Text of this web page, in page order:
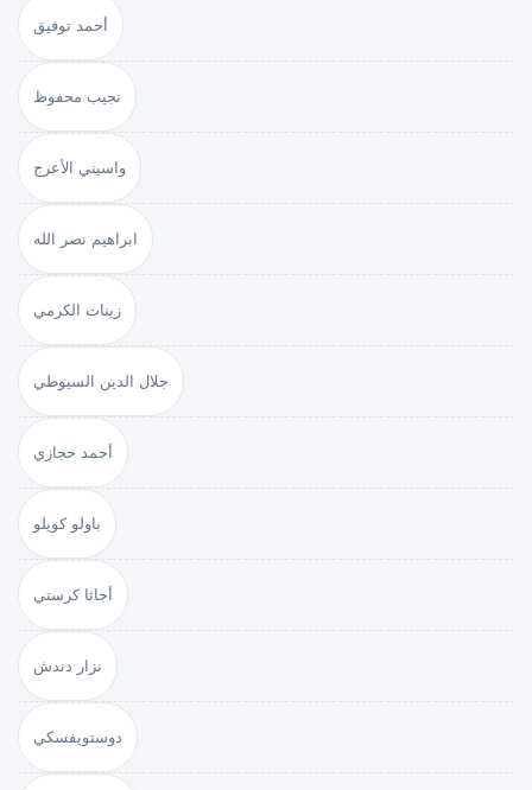
أحمد توفيق
نجيب محفوظ
واسيني الأعرج
ابراهيم نصر الله
زينات الكرمي
جلال الدين السيوطي
أحمد حجازي
باولو كويلو
أجاثا كرستي
نزار دندش
دوستويفسكي